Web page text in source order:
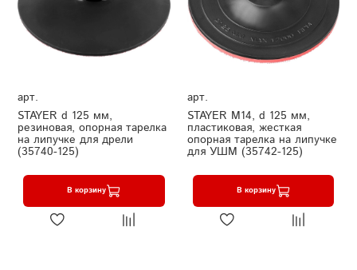
арт.
STAYER d 125 мм,
резиновая, опорная тарелка
на липучке для дрели
(35740-125)
В корзину
арт.
STAYER М14, d 125 мм,
пластиковая, жесткая
опорная тарелка на липучке
для УШМ (35742-125)
В корзину